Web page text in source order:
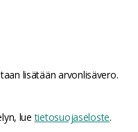
lisätään arvonlisävero.
luetietosuojaseloste.